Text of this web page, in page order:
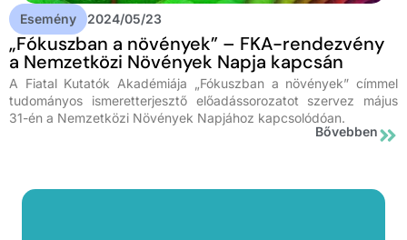
Esemény 2024/05/23
„Fókuszban a növények” – FKA-rendezvény
a Nemzetközi Növények Napja kapcsán
A Fiatal Kutatók Akadémiája „Fókuszban a növények” címmel
tudományos ismeretterjesztő előadássorozatot szervez május
31-én a Nemzetközi Növények Napjához kapcsolódóan.
Bővebben